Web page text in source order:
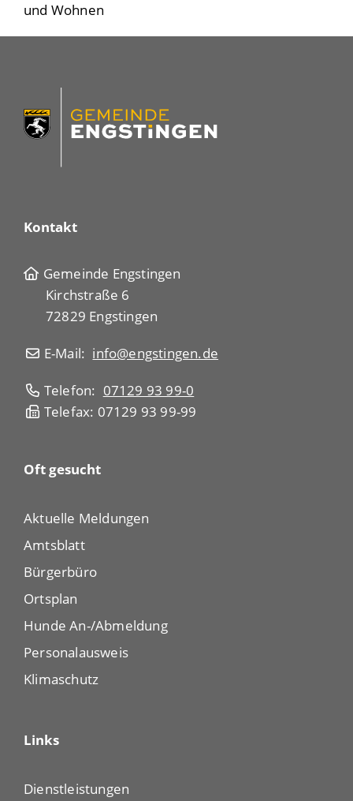
und Wohnen
Kontakt
Gemeinde Engstingen
Kirchstraße 6
72829 Engstingen
E-Mail: info@engstingen.de
Telefon: 07129 93 99-0
Telefax: 07129 93 99-99
Oft gesucht
Aktuelle Meldungen
Amtsblatt
Bürgerbüro
Ortsplan
Hunde An-/Abmeldung
Personalausweis
Klimaschutz
Links
Dienstleistungen